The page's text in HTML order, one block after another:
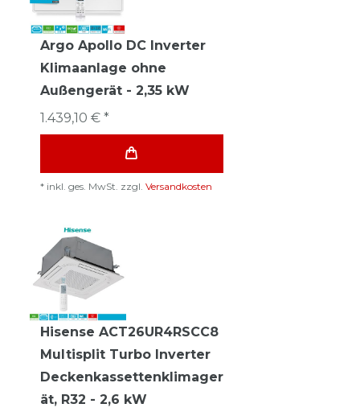
Argo Apollo DC Inverter
Klimaanlage ohne
Außengerät - 2,35 kW
1.439,10 € *
* inkl. ges. MwSt. zzgl. Versandkosten
Hisense ACT26UR4RSCC8
Multisplit Turbo Inverter
Deckenkassettenklimager
ät, R32 - 2,6 kW